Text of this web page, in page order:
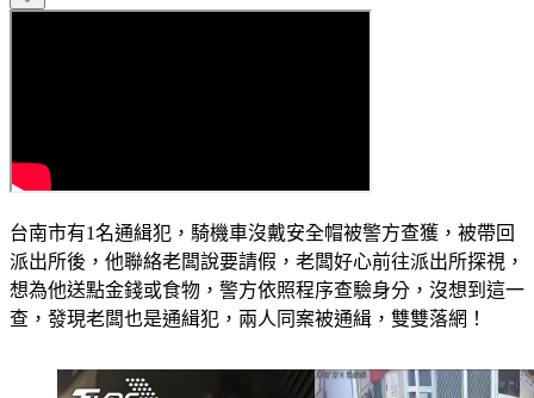
派出所後，他聯絡老闆說要請假，老闆好心前往派出所探視，
想為他送點金錢或食物，警方依照程序查驗身分，沒想到這一
查，發現老闆也是通緝犯，兩人同案被通緝，雙雙落網！